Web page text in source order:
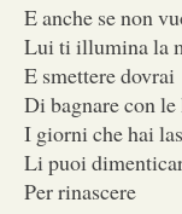
E anche se non
Lui ti illumina la
E smettere dovrai
Di bagnare con
I giorni che hai
Li puoi
Per rinascere